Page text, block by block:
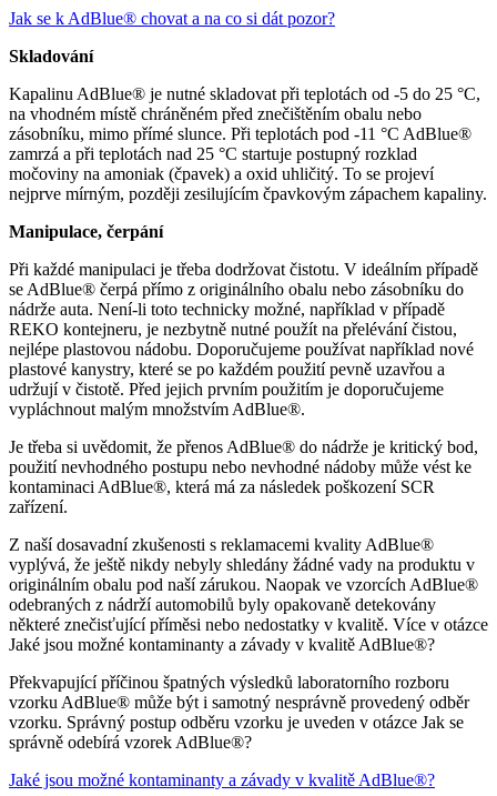
Jak se k AdBlue® chovat a na co si dát pozor?
Skladování
Kapalinu AdBlue® je nutné skladovat při teplotách od -5 do 25 °C,
na vhodném místě chráněném před znečištěním obalu nebo
zásobníku, mimo přímé slunce. Při teplotách pod -11 °C AdBlue®
zamrzá a při teplotách nad 25 °C startuje postupný rozklad
močoviny na amoniak (čpavek) a oxid uhličitý. To se projeví
nejprve mírným, později zesilujícím čpavkovým zápachem kapaliny.
Manipulace, čerpání
Při každé manipulaci je třeba dodržovat čistotu. V ideálním případě
se AdBlue® čerpá přímo z originálního obalu nebo zásobníku do
nádrže auta. Není-li toto technicky možné, například v případě
REKO kontejneru, je nezbytně nutné použít na přelévání čistou,
nejlépe plastovou nádobu. Doporučujeme používat například nové
plastové kanystry, které se po každém použití pevně uzavřou a
udržují v čistotě. Před jejich prvním použitím je doporučujeme
vypláchnout malým množstvím AdBlue®.
Je třeba si uvědomit, že přenos AdBlue® do nádrže je kritický bod,
použití nevhodného postupu nebo nevhodné nádoby může vést ke
kontaminaci AdBlue®, která má za následek poškození SCR
zařízení.
Z naší dosavadní zkušenosti s reklamacemi kvality AdBlue®
vyplývá, že ještě nikdy nebyly shledány žádné vady na produktu v
originálním obalu pod naší zárukou. Naopak ve vzorcích AdBlue®
odebraných z nádrží automobilů byly opakovaně detekovány
některé znečisťující příměsi nebo nedostatky v kvalitě. Více v otázce
Jaké jsou možné kontaminanty a závady v kvalitě AdBlue®?
Překvapující příčinou špatných výsledků laboratorního rozboru
vzorku AdBlue® může být i samotný nesprávně provedený odběr
vzorku. Správný postup odběru vzorku je uveden v otázce Jak se
správně odebírá vzorek AdBlue®?
Jaké jsou možné kontaminanty a závady v kvalitě AdBlue®?